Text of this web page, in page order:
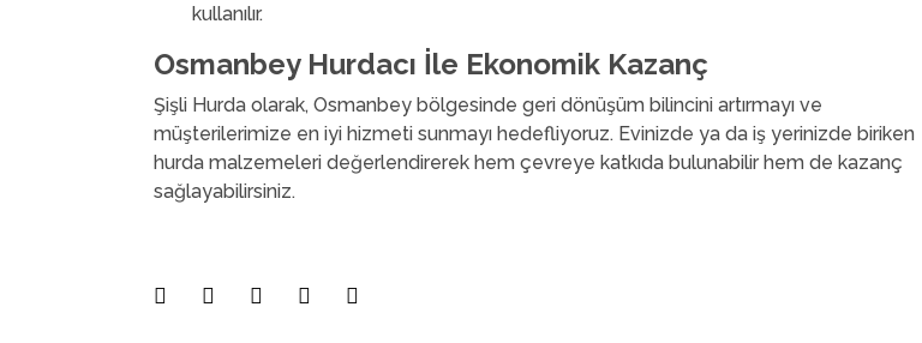
kullanılır.
Osmanbey Hurdacı İle Ekonomik Kazanç
Şişli Hurda olarak, Osmanbey bölgesinde geri dönüşüm bilincini artırmayı ve
müşterilerimize en iyi hizmeti sunmayı hedefliyoruz. Evinizde ya da iş yerinizde biriken
hurda malzemeleri değerlendirerek hem çevreye katkıda bulunabilir hem de kazanç
sağlayabilirsiniz.